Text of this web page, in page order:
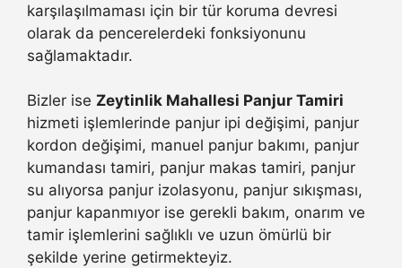
karşılaşılmaması için bir tür koruma devresi
olarak da pencerelerdeki fonksiyonunu
sağlamaktadır.
Bizler ise Zeytinlik Mahallesi Panjur Tamiri
hizmeti işlemlerinde panjur ipi değişimi, panjur
kordon değişimi, manuel panjur bakımı, panjur
kumandası tamiri, panjur makas tamiri, panjur
su alıyorsa panjur izolasyonu, panjur sıkışması,
panjur kapanmıyor ise gerekli bakım, onarım ve
tamir işlemlerini sağlıklı ve uzun ömürlü bir
şekilde yerine getirmekteyiz.